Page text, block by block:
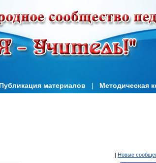
Публикация материалов | Методическая
[ Новые